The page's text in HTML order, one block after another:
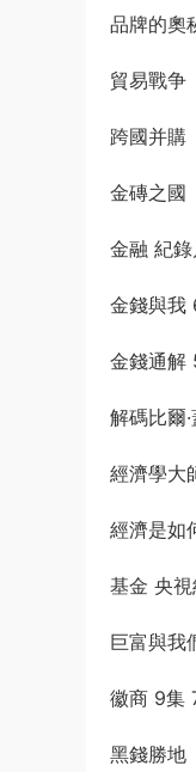
品牌的奧
貿易戰争
跨國并購
金磚之國
金融 紀
金錢與我
金錢通解
解碼比爾
經濟學大
經濟是如
基金 央
巨富與我
徽商 9集
黑錢勝地